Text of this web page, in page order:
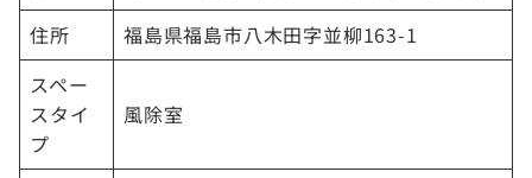
住所
福島県福島市八木田字並柳163-1
スペー
スタイ
プ
風除室